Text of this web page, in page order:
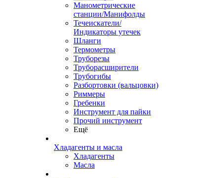
Манометрические
станции/Манифолды
Течеискатели/
Индикаторы утечек
Шланги
Термометры
Труборезы
Труборасширители
Трубогибы
Разбортовки (вальцовки)
Риммеры
Гребенки
Инструмент для пайки
Прочий инструмент
Ещё
Хладагенты и масла
Хладагенты
Масла